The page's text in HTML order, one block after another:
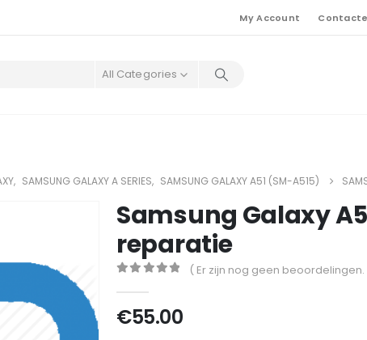
My Account
All Categories
, SAMSUNG GALAXY A SERIES, SAMSUNG GALAXY A51 (SM-A515)
Samsung Galaxy
reparatie
( Er zijn nog geen beoordelingen.
€55.00